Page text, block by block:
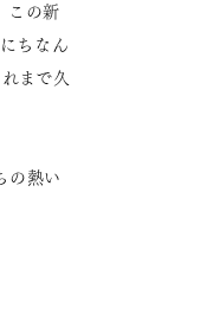
この新
ちなん
まで久
の熱い